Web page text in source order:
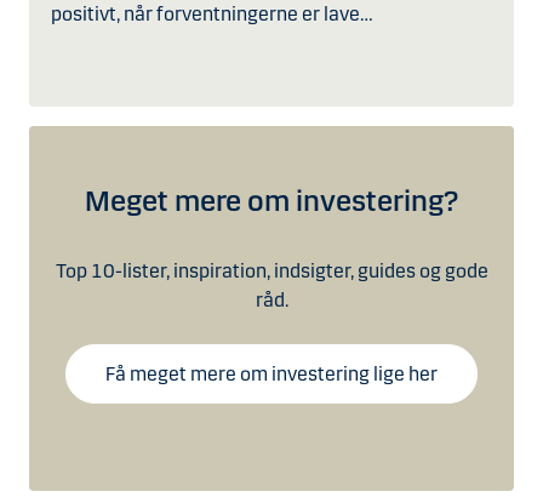
positivt, når forventningerne er lave…
Meget mere om investering?
Top 10-lister, inspiration, indsigter, guides og gode
råd.
Få meget mere om investering lige her